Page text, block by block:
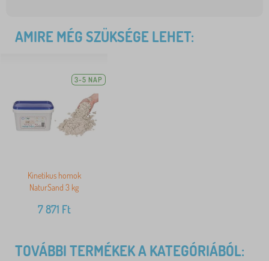
AMIRE MÉG SZÜKSÉGE LEHET:
3-5 NAP
Kinetikus homok
NaturSand 3 kg
7 871 Ft
TOVÁBBI TERMÉKEK A KATEGÓRIÁBÓL: